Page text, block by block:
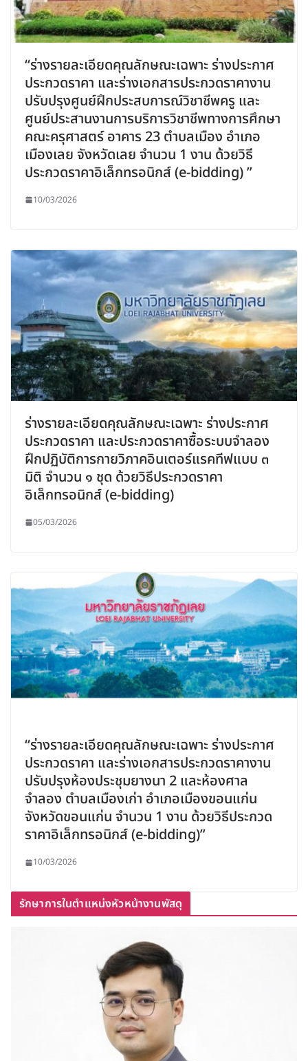
“ร่างรายละเอียดคุณลักษณะเฉพาะ ร่างประกาศ
ประกวดราคา และร่างเอกสารประกวดราคางาน
ปรับปรุงศูนย์ฝึกประสบการณ์วิชาชีพครู และ
ศูนย์ประสานงานการบริการวิชาชีพทางการศึกษา
คณะครุศาสตร์ อาคาร 23 ตำบลเมือง อำเภอ
เมืองเลย จังหวัดเลย จำนวน 1 งาน ด้วยวิธี
ประกวดราคาอิเล็กทรอนิกส์ (e-bidding) ”
10/03/2026
ร่างรายละเอียดคุณลักษณะเฉพาะ ร่างประกาศ
ประกวดราคา และประกวดราคาซื้อระบบจำลอง
ฝึกปฏิบัติการกายวิภาคอินเตอร์แรคทีฟแบบ ๓
มิติ จำนวน ๑ ชุด ด้วยวิธีประกวดราคา
อิเล็กทรอนิกส์ (e-bidding)
05/03/2026
“ร่างรายละเอียดคุณลักษณะเฉพาะ ร่างประกาศ
ประกวดราคา และร่างเอกสารประกวดราคางาน
ปรับปรุงห้องประชุมยางนา 2 และห้องศาล
จำลอง ตำบลเมืองเก่า อำเภอเมืองขอนแก่น
จังหวัดขอนแก่น จำนวน 1 งาน ด้วยวิธีประกวด
ราคาอิเล็กทรอนิกส์ (e-bidding)”
10/03/2026
รักษาการในตำแหน่งหัวหน้างานพัสดุ